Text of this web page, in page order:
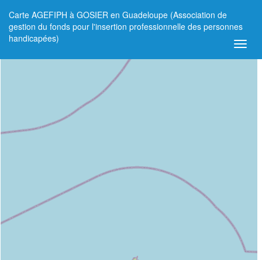
Carte AGEFIPH à GOSIER en Guadeloupe (Association de
gestion du fonds pour l'insertion professionnelle des personnes
handicapées)
+
−